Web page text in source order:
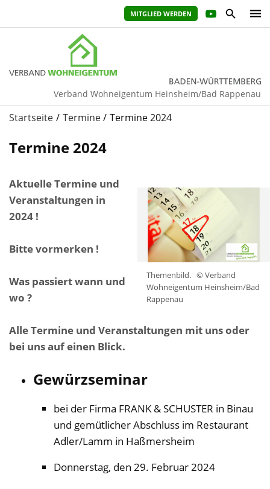
MITGLIED WERDEN
Verband Wohneigentum Heinsheim/Bad Rappenau
Startseite Termine Termine 2024
Termine 2024
Themenbild. © Verband
Wohneigentum Heinsheim/Bad
Rappenau
Aktuelle Termine und
Veranstaltungen in
2024 !
Bitte vormerken !
Was passiert wann und
wo ?
Alle Termine und Veranstaltungen mit uns oder
bei uns auf einen Blick.
Gewürzseminar
bei der Firma FRANK & SCHUSTER in Binau
und gemütlicher Abschluss im Restaurant
Adler/Lamm in Haßmersheim
Donnerstag, den 29. Februar 2024